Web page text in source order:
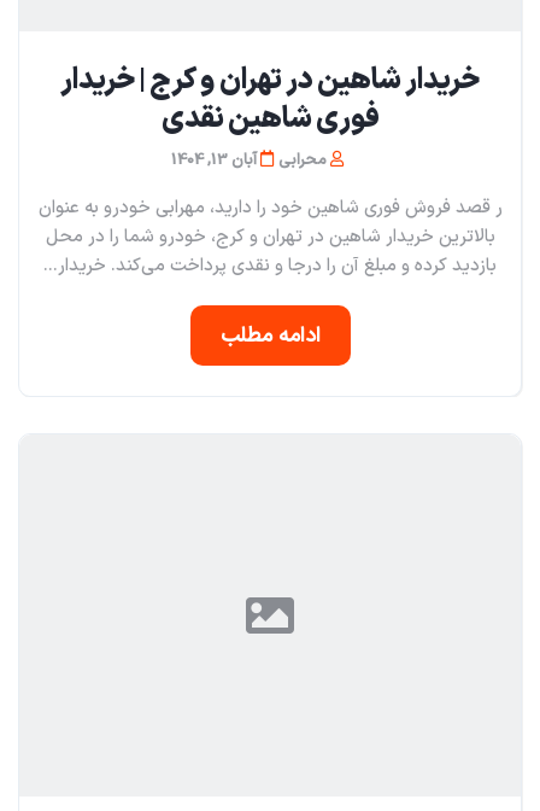
خریدار شاهین در تهران و کرج | خریدار
فوری شاهین نقدی
محرابی آبان 13, 1404
ر قصد فروش فوری شاهین خود را دارید، مهرابی خودرو به عنوان
بالاترین خریدار شاهین در تهران و کرج، خودرو شما را در محل
بازدید کرده و مبلغ آن را درجا و نقدی پرداخت می‌کند. خریدار...
ادامه مطلب